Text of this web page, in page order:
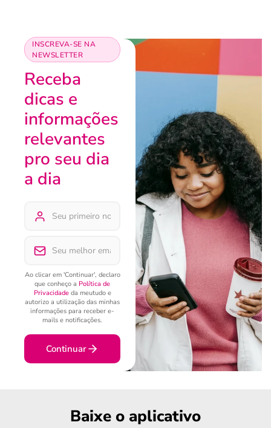
INSCREVA-SE NA
NEWSLETTER
Receba
dicas e
informações
relevantes
pro seu dia
a dia
Ao clicar em 'Continuar', declaro
que conheço a Política de
Privacidadeda meutudo e
autorizo a utilização das minhas
informações para receber e-
mails e notificações.
Continuar
Baixe o aplicativo